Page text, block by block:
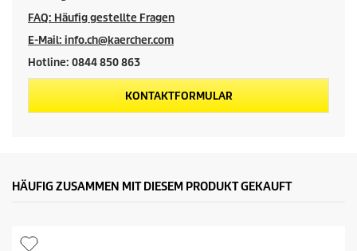
e
s
P
r
d
FAQ: Häufig gestellte Fragen
E-Mail: info.ch@kaercher.com
Hotline: 0844 850 863
KONTAKTFORMULAR
HÄUFIG ZUSAMMEN MIT DIESEM PRODUKT GEKAUFT